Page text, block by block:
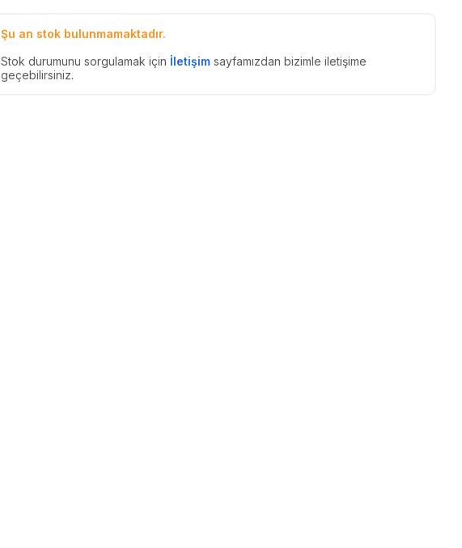
Şu an stok bulunmamaktadır.
Stok durumunu sorgulamak için İletişim sayfamızdan bizimle iletişime
geçebilirsiniz.